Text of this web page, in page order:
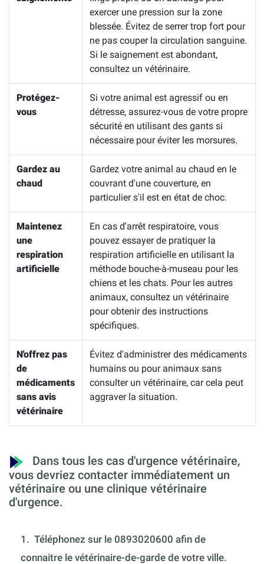
exercer une pression sur la zone
blessée. Évitez de serrer trop fort pour
ne pas couper la circulation sanguine.
Si le saignement est abondant,
consultez un vétérinaire.
Protégez-
vous
Si votre animal est agressif ou en
détresse, assurez-vous de votre propre
sécurité en utilisant des gants si
nécessaire pour éviter les morsures.
Gardez au
chaud
Gardez votre animal au chaud en le
couvrant d'une couverture, en
particulier s'il est en état de choc.
Maintenez
une
respiration
artificielle
En cas d'arrêt respiratoire, vous
pouvez essayer de pratiquer la
respiration artificielle en utilisant la
méthode bouche-à-museau pour les
chiens et les chats. Pour les autres
animaux, consultez un vétérinaire
pour obtenir des instructions
spécifiques.
N'offrez pas
de
médicaments
sans avis
vétérinaire
Évitez d'administrer des médicaments
humains ou pour animaux sans
consulter un vétérinaire, car cela peut
aggraver la situation.
Dans tous les cas d'urgence vétérinaire,
vous devriez contacter immédiatement un
vétérinaire ou une clinique vétérinaire
d'urgence.
1. Téléphonez sur le 0893020600 afin de
connaitre le vétérinaire-de-garde de votre ville.